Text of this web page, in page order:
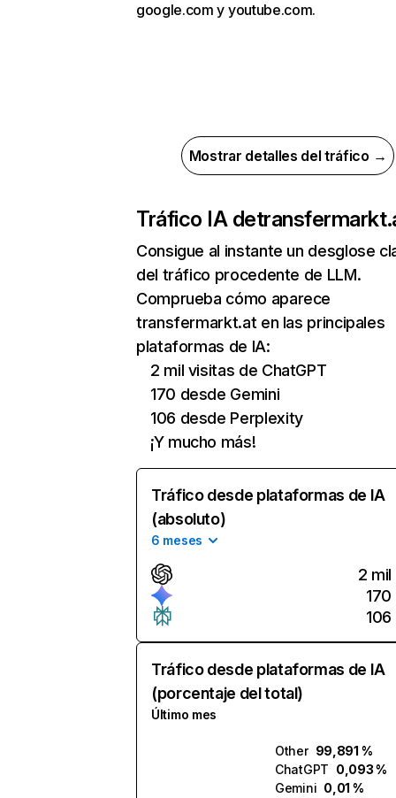
google.com y youtube.com.
Mostrar detalles del tráfico →
Tráfico IA de
Consigue al instante un desglose
del tráfico procedente de LLM.
Comprueba cómo aparece
transfermarkt.at en las principales
plataformas de IA:
2 mil visitas de ChatGPT
170 desde Gemini
106 desde Perplexity
¡Y mucho más!
Tráfico desde plataformas de IA
(absoluto)
6 meses
2 mil
170
106
Tráfico desde plataformas de IA
(porcentaje del total)
Último mes
Other 99,891 %
ChatGPT 0,093 %
Gemini 0,01 %